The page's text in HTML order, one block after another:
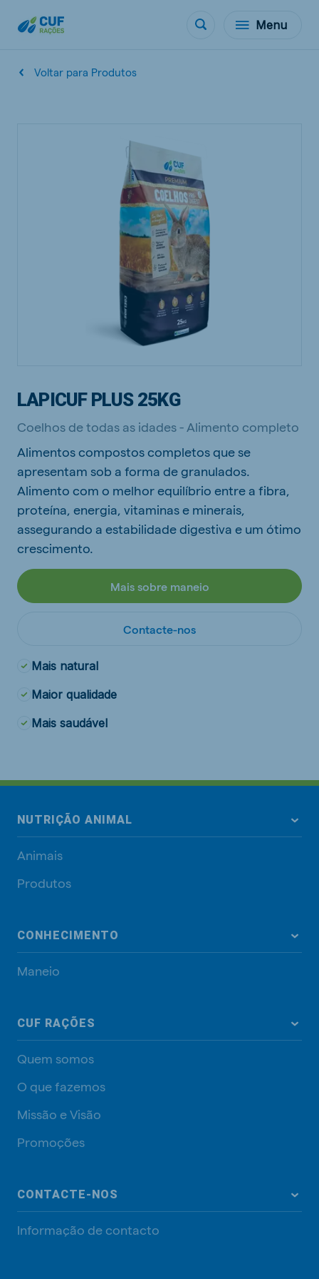
Menu
Voltar para Produtos
LAPICUF PLUS 25KG
Coelhos de todas as idades - Alimento completo
Alimentos compostos completos que se
apresentam sob a forma de granulados.
Alimento com o melhor equilíbrio entre a fibra,
proteína, energia, vitaminas e minerais,
assegurando a estabilidade digestiva e um ótimo
crescimento.
Mais sobre maneio
Contacte-nos
Mais natural
Maior qualidade
Mais saudável
NUTRIÇÃO ANIMAL
Animais
Produtos
CONHECIMENTO
Maneio
CUF RAÇÕES
Quem somos
O que fazemos
Missão e Visão
Promoções
CONTACTE-NOS
Informação de contacto